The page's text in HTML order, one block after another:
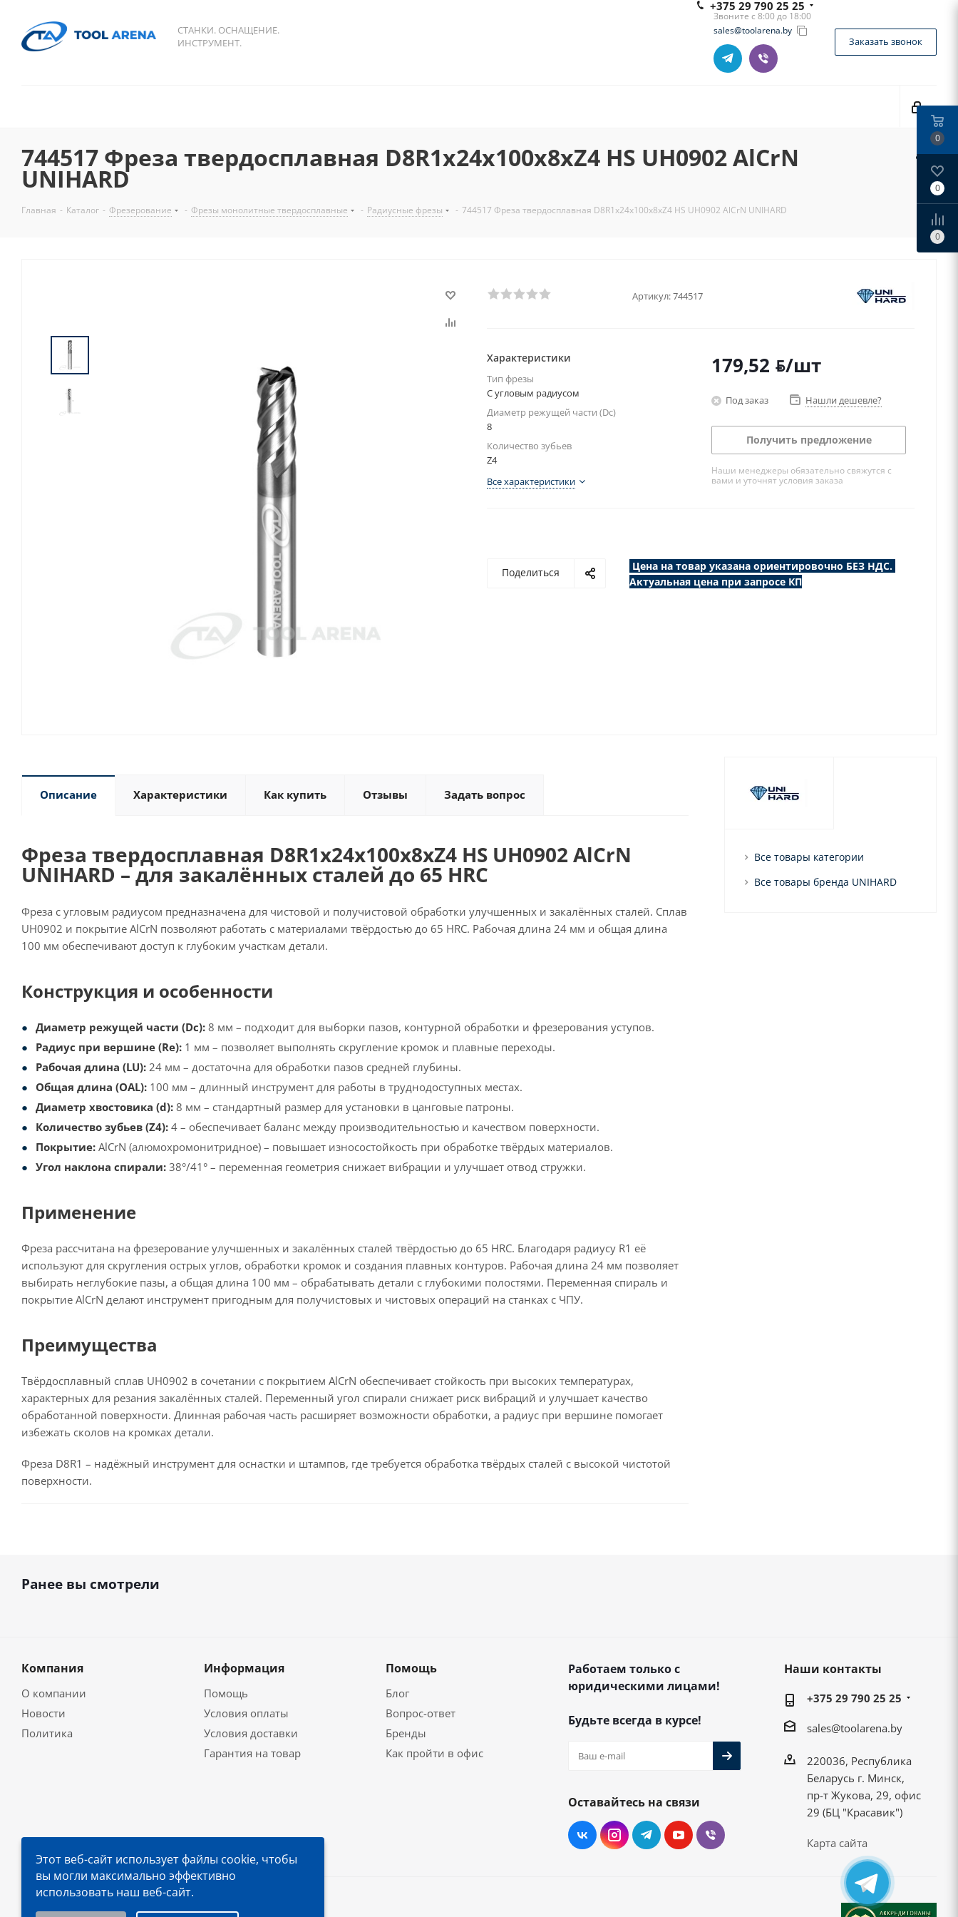
СТАНКИ. ОСНАЩЕНИЕ.
ИНСТРУМЕНТ.
+375 29 790 25 25
Звоните с 8:00 до 18:00
sales@toolarena.by
Заказать звонок
744517 Фреза твердосплавная D8R1x24x100x8xZ4 HS UH0902 AlCrN
UNIHARD
Главная - Каталог - Фрезерование - Фрезы монолитные твердосплавные - Радиусные фрезы - 744517 Фреза твердосплавная D8R1x24x100x8xZ4 HS UH0902 AlCrN UNIHARD
Артикул:744517
Характеристики
Тип фрезы
С угловым радиусом
Диаметр режущей части (Dc)
8
Количество зубьев
Z4
Все характеристики
179,52 BYN
/шт
Под заказ Нашли дешевле?
Получить предложение
Наши менеджеры обязательно свяжутся с
вами и уточнят условия заказа
Поделиться
Цена на товар указана ориентировочно БЕЗ НДС.
Актуальная цена при запросе КП
Описание Характеристики Как купить Отзывы Задать вопрос
Фреза твердосплавная D8R1x24x100x8xZ4 HS UH0902 AlCrN
UNIHARD – для закалённых сталей до 65 HRC
Фреза с угловым радиусом предназначена для чистовой и получистовой обработки улучшенных и закалённых сталей. Сплав
UH0902 и покрытие AlCrN позволяют работать с материалами твёрдостью до 65 HRC. Рабочая длина 24 мм и общая длина
100 мм обеспечивают доступ к глубоким участкам детали.
Конструкция и особенности
Диаметр режущей части (Dc): 8 мм – подходит для выборки пазов, контурной обработки и фрезерования уступов.
Радиус при вершине (Re): 1 мм – позволяет выполнять скругление кромок и плавные переходы.
Рабочая длина (LU): 24 мм – достаточна для обработки пазов средней глубины.
Общая длина (OAL): 100 мм – длинный инструмент для работы в труднодоступных местах.
Диаметр хвостовика (d): 8 мм – стандартный размер для установки в цанговые патроны.
Количество зубьев (Z4): 4 – обеспечивает баланс между производительностью и качеством поверхности.
Покрытие: AlCrN (алюмохромонитридное) – повышает износостойкость при обработке твёрдых материалов.
Угол наклона спирали: 38°/41° – переменная геометрия снижает вибрации и улучшает отвод стружки.
Применение
Фреза рассчитана на фрезерование улучшенных и закалённых сталей твёрдостью до 65 HRC. Благодаря радиусу R1 её
используют для скругления острых углов, обработки кромок и создания плавных контуров. Рабочая длина 24 мм позволяет
выбирать неглубокие пазы, а общая длина 100 мм – обрабатывать детали с глубокими полостями. Переменная спираль и
покрытие AlCrN делают инструмент пригодным для получистовых и чистовых операций на станках с ЧПУ.
Преимущества
Твёрдосплавный сплав UH0902 в сочетании с покрытием AlCrN обеспечивает стойкость при высоких температурах,
характерных для резания закалённых сталей. Переменный угол спирали снижает риск вибраций и улучшает качество
обработанной поверхности. Длинная рабочая часть расширяет возможности обработки, а радиус при вершине помогает
избежать сколов на кромках детали.
Фреза D8R1 – надёжный инструмент для оснастки и штампов, где требуется обработка твёрдых сталей с высокой чистотой
поверхности.
Все товары категории
Все товары бренда UNIHARD
Ранее вы смотрели
Компания
О компании
Новости
Политика
Информация
Помощь
Условия оплаты
Условия доставки
Гарантия на товар
Помощь
Блог
Вопрос-ответ
Бренды
Как пройти в офис
Работаем только с
юридическими лицами!
Будьте всегда в курсе!
Оставайтесь на связи
Наши контакты
+375 29 790 25 25
sales@toolarena.by
220036, Республика
Беларусь г. Минск,
пр-т Жукова, 29, офис
29 (БЦ "Красавик")
Карта сайта
0
0
0
Этот веб-сайт использует файлы cookie, чтобы
вы могли максимально эффективно
использовать наш веб-сайт.
Выберите настройки cookie